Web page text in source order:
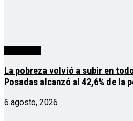
La pobreza volvió a subir en
Posadas alcanzó al 42,6% de la
6 agosto, 2026